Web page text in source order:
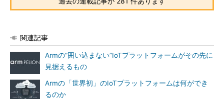
関連記事
Armの“囲い込まない”IoTプラットフォームがその先に
見据えるもの
Armの「世界初」のIoTプラットフォームは何ができ
るのか